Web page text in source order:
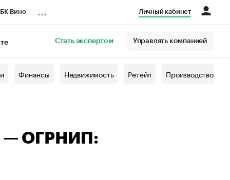
Вино Личный кабинет
Стать экспертом Управлять компанией
Финансы Недвижимость Ретейл Производство
— ОГРНИП: